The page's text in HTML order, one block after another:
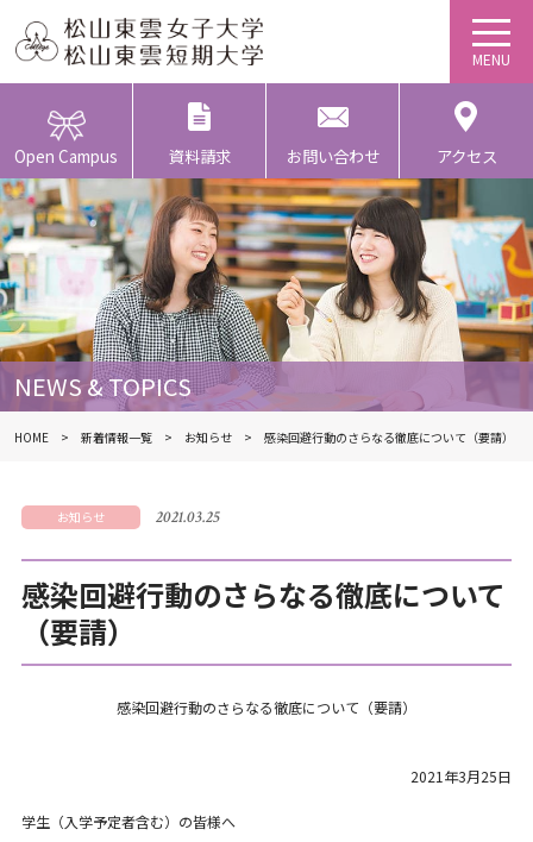
Open Campus 資料請求 お問い合わせ アクセス
NEWS & TOPICS
HOME 新着情報一覧 お知らせ 感染回避行動のさらなる徹底について（要請）
お知らせ 2021.03.25
感染回避行動のさらなる徹底について
（要請）
感染回避行動のさらなる徹底について（要請）
2021年3月25日
学生（入学予定者含む）の皆様へ